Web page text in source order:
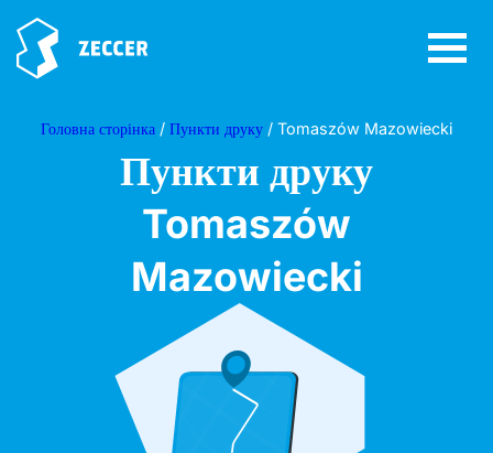
Головна сторінка / Пункти друку / Tomaszów Mazowiecki
Пункти друку
Tomaszów
Mazowiecki